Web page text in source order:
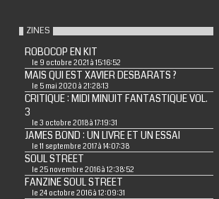
ZINES
ROBOCOP EN KIT
le 9 octobre 2021 à 15:16:52
MAIS QUI EST XAVIER DESBARATS ?
le 5 mai 2020 à 21:28:13
CRITIQUE : MIDI MINUIT FANTASTIQUE VOL.
3
le 3 octobre 2018 à 17:19:31
JAMES BOND : UN LIVRE ET UN ESSAI
le 11 septembre 2017 à 14:07:38
SOUL STREET
le 25 novembre 2016 à 12:38:52
FANZINE SOUL STREET
le 24 octobre 2016 à 12:09:31